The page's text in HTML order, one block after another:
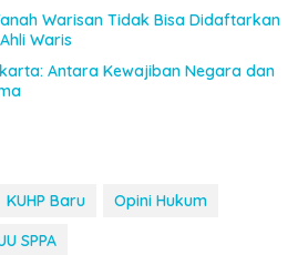
Warisan Tidak Bisa Didaftarkan
Waris
Antara Kewajiban Negara dan
KUHP Baru
Opini Hukum
SPPA